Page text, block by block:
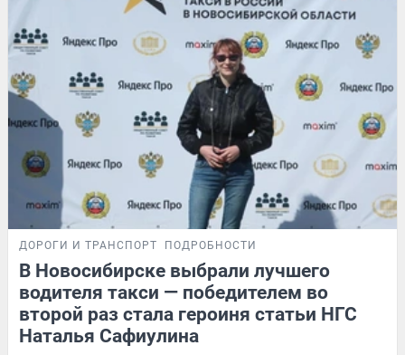
ДОРОГИ И ТРАНСПОРТ ПОДРОБНОСТИ
В Новосибирске выбрали лучшего
водителя такси — победителем во
второй раз стала героиня статьи НГС
Наталья Сафиулина